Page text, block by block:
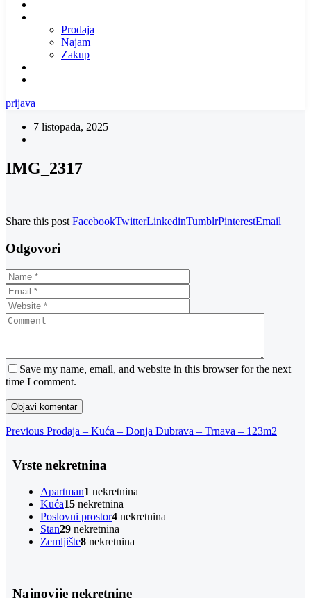
Prodaja
Najam
Zakup
prijava
7 listopada, 2025
IMG_2317
Share this post FacebookTwitterLinkedinTumblrPinterestEmail
Odgovori
Save my name, email, and website in this browser for the next
time I comment.
Navigacija
Previous
Previous Prodaja – Kuća – Donja Dubrava – Trnava – 123m2
Vrste nekretnina
Apartman1 nekretnina
Kuća15 nekretnina
Poslovni prostor4 nekretnina
Stan29 nekretnina
Zemljište8 nekretnina
Najnovije nekretnine